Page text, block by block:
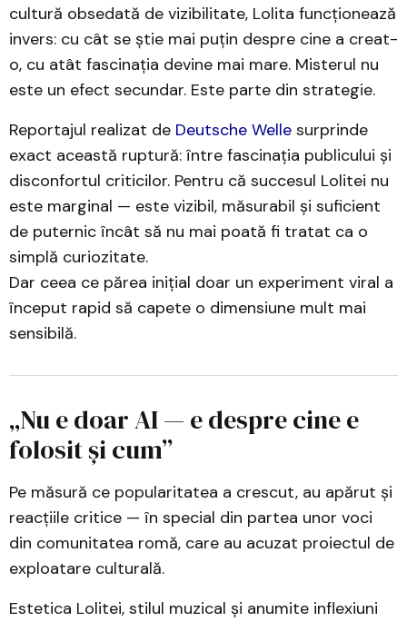
cultură obsedată de vizibilitate, Lolita funcționează
invers: cu cât se știe mai puțin despre cine a creat-
o, cu atât fascinația devine mai mare. Misterul nu
este un efect secundar. Este parte din strategie.
Reportajul realizat de Deutsche Welle surprinde
exact această ruptură: între fascinația publicului și
disconfortul criticilor. Pentru că succesul Lolitei nu
este marginal — este vizibil, măsurabil și suficient
de puternic încât să nu mai poată fi tratat ca o
simplă curiozitate.
Dar ceea ce părea inițial doar un experiment viral a
început rapid să capete o dimensiune mult mai
sensibilă.
„Nu e doar AI — e despre cine e
folosit și cum”
Pe măsură ce popularitatea a crescut, au apărut și
reacțiile critice — în special din partea unor voci
din comunitatea romă, care au acuzat proiectul de
exploatare culturală.
Estetica Lolitei, stilul muzical și anumite inflexiuni